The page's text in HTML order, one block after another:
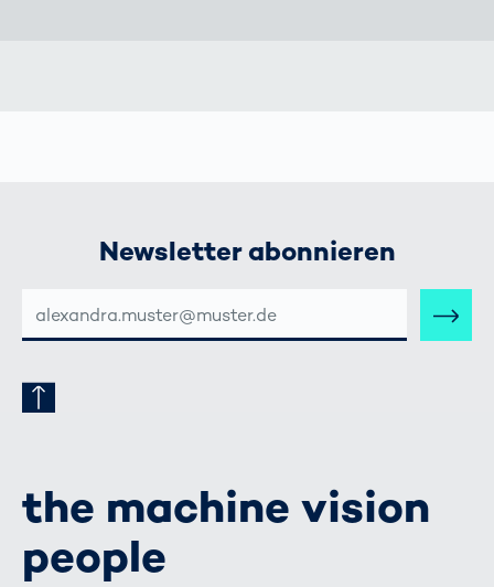
Newsletter abonnieren
MAIL-
ADRESSE
the machine vision
people